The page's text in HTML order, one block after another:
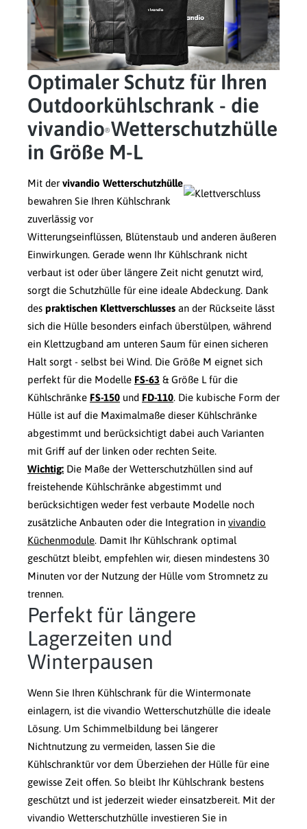
Optimaler Schutz für Ihren
Outdoorkühlschrank - die
vivandio®Wetterschutzhülle
in Größe M-L
Mit der vivandio Wetterschutzhülle
bewahren Sie Ihren Kühlschrank
zuverlässig vor
Witterungseinflüssen, Blütenstaub und anderen äußeren
Einwirkungen. Gerade wenn Ihr Kühlschrank nicht
verbaut ist oder über längere Zeit nicht genutzt wird,
sorgt die Schutzhülle für eine ideale Abdeckung. Dank
des praktischen Klettverschlusses an der Rückseite lässt
sich die Hülle besonders einfach überstülpen, während
ein Klettzugband am unteren Saum für einen sicheren
Halt sorgt - selbst bei Wind. Die Größe M eignet sich
perfekt für die Modelle FS-63 & Größe L für die
Kühlschränke FS-150 und FD-110. Die kubische Form der
Hülle ist auf die Maximalmaße dieser Kühlschränke
abgestimmt und berücksichtigt dabei auch Varianten
mit Griff auf der linken oder rechten Seite.
Wichtig: Die Maße der Wetterschutzhüllen sind auf
freistehende Kühlschränke abgestimmt und
berücksichtigen weder fest verbaute Modelle noch
zusätzliche Anbauten oder die Integration in vivandio
Küchenmodule. Damit Ihr Kühlschrank optimal
geschützt bleibt, empfehlen wir, diesen mindestens 30
Minuten vor der Nutzung der Hülle vom Stromnetz zu
trennen.
Perfekt für längere
Lagerzeiten und
Winterpausen
Wenn Sie Ihren Kühlschrank für die Wintermonate
einlagern, ist die vivandio Wetterschutzhülle die ideale
Lösung. Um Schimmelbildung bei längerer
Nichtnutzung zu vermeiden, lassen Sie die
Kühlschranktür vor dem Überziehen der Hülle für eine
gewisse Zeit offen. So bleibt Ihr Kühlschrank bestens
geschützt und ist jederzeit wieder einsatzbereit. Mit der
vivandio Wetterschutzhülle investieren Sie in